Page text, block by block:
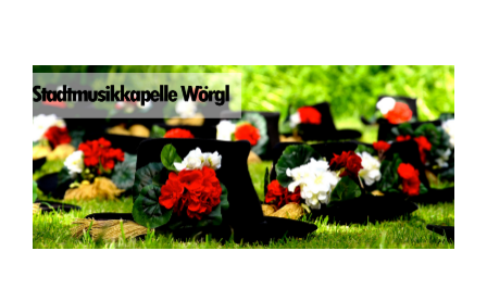
content